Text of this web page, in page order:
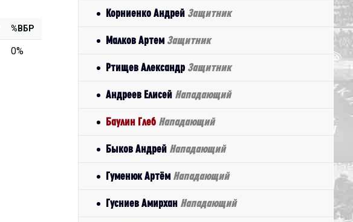
%ВБР
0%
Корниенко Андрей Защитник
Малков Артем Защитник
Ртищев Александр Защитник
Андреев Елисей Нападающий
Баулин Глеб Нападающий
Быков Андрей Нападающий
Гуменюк Артём Нападающий
Гусниев Амирхан Нападающий